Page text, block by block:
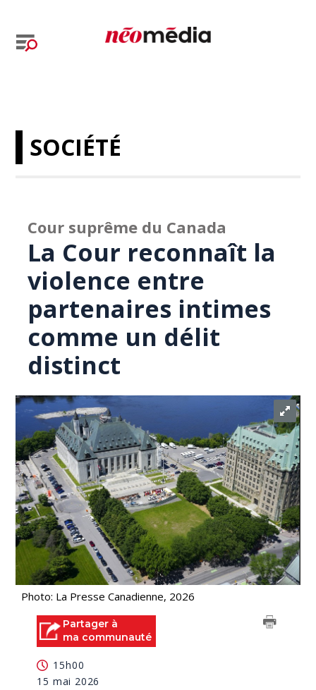
SOCIÉTÉ
Cour suprême du Canada
La Cour reconnaît la
violence entre
partenaires intimes
comme un délit
distinct
Photo: La Presse Canadienne, 2026
Partager à
ma communauté
15h00
15 mai 2026